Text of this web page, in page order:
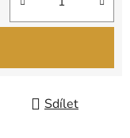
Sdílet